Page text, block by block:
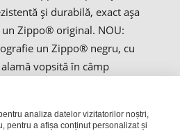
și durabilă, exact așa
Zippo® original. NOU:
un Zippo® negru, cu
vopsită în câmp
analiza datelor vizitatorilor noștri,
pentru a afișa conținut personalizat și